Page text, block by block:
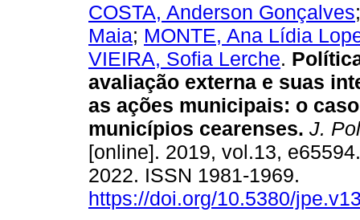
COSTA, Anderson Gonçalves
Maia; MONTE, Ana Lídia
VIEIRA, Sofia Lerche.
avaliação externa e suas
as ações municipais: o
municípios cearenses. J.
[online]. 2019, vol.13,
2022. ISSN 1981-1969.
https://doi.org/10.5380/